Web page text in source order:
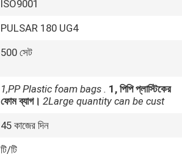
ISO9001
PULSAR 180 UG4
500 সেট
1,PP Plastic foam bags . 1, পিপি প্লাস্টিকের
ফোম ব্যাগ। 2Large quantity can be cust
45 কাজের দিন
টি/টি